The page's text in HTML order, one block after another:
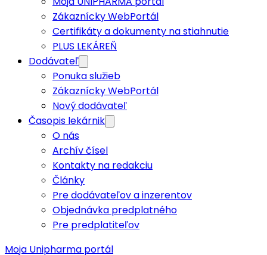
Zákaznícky WebPortál
Certifikáty a dokumenty na stiahnutie
PLUS LEKÁREŇ
Dodávateľ
Ponuka služieb
Zákaznícky WebPortál
Nový dodávateľ
Časopis lekárnik
O nás
Archív čísel
Kontakty na redakciu
Články
Pre dodávateľov a inzerentov
Objednávka predplatného
Pre predplatiteľov
Moja Unipharma portál